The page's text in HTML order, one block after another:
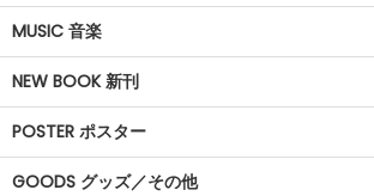
MUSIC 音楽
NEW BOOK 新刊
POSTER ポスター
GOODS グッズ／その他